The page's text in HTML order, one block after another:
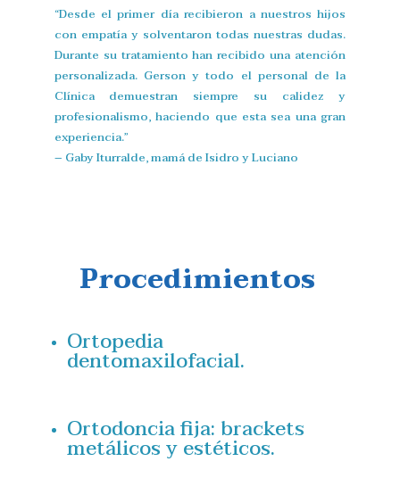
“Desde el primer día recibieron a nuestros hijos
con empatía y solventaron todas nuestras dudas.
Durante su tratamiento han recibido una atención
personalizada. Gerson y todo el personal de la
Clínica demuestran siempre su calidez y
profesionalismo, haciendo que esta sea una gran
experiencia.”
– Gaby Iturralde, mamá de Isidro y Luciano
Procedimientos
Ortopedia
dentomaxilofacial.
Ortodoncia fija: brackets
metálicos y estéticos.